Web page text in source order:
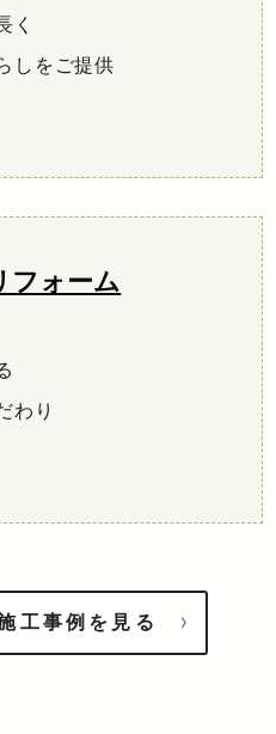
く
しをご提供
フォーム
わり
工事例を見る